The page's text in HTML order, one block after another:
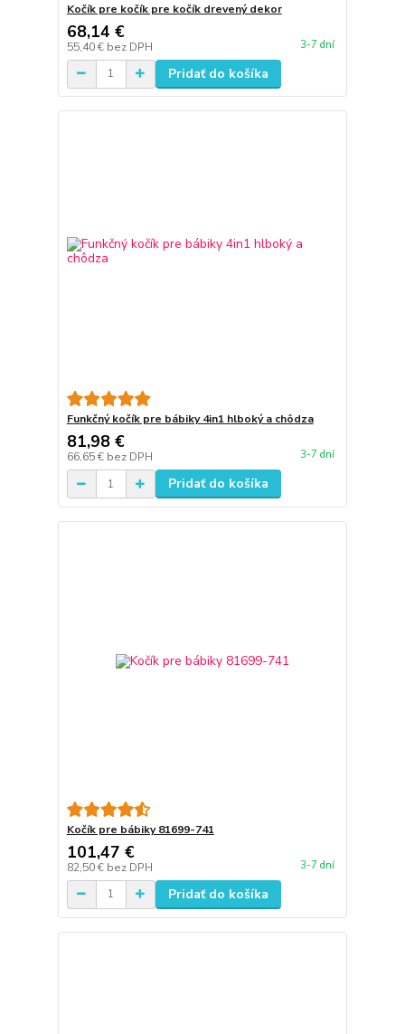
Kočík pre kočík pre kočík drevený dekor
68,14 €
55,40 € bez DPH 3-7 dní
Pridať do košíka
Funkčný kočík pre bábiky 4in1 hlboký a chôdza
81,98 €
66,65 € bez DPH 3-7 dní
Pridať do košíka
Kočík pre bábiky 81699-741
101,47 €
82,50 € bez DPH 3-7 dní
Pridať do košíka